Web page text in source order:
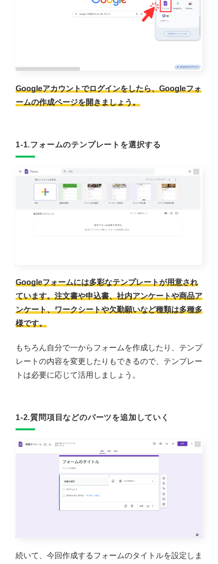
Googleアカウントでログインをしたら、Googleフォ
ームの作成ページを開きましょう。
1-1.フォームのテンプレートを選択する
Googleフォームには多彩なテンプレートが用意され
ています。注文書や申込書、社内アンケートや商品ア
ンケート、ワークシートや欠勤願いなど種類は多種多
様です。
もちろん自分で一からフォームを作成したり、テンプ
レートの内容を変更したりもできるので、テンプレー
トは必要に応じて活用しましょう。
1-2.質問項目などのパーツを追加していく
続いて、今回作成するフォームのタイトルを設定しま